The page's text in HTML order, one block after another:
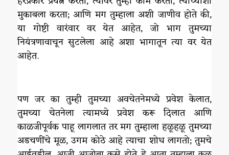
मुकाबला करता; आणि मग तुम्हाला अशी जाणीव होते की,
या गोष्टी वारंवार वर येत आहेत, जो भाग तुमच्या
नियंत्रणावाचून सुटलेला आहे अशा भागातून त्या वर येत
आहेत.
पण जर का तुम्ही तुमच्या अवचेतनेमध्ये प्रवेश केलात,
तुमच्या चेतनेला त्यामध्ये प्रवेश करू दिलात आणि
काळजीपूर्वक पाहू लागलात तर मग तुम्हाला हळूहळू तुमच्या
अडचणींचे मूळ, उगम कोठे आहे त्याचा शोध लागतो; तुमचे